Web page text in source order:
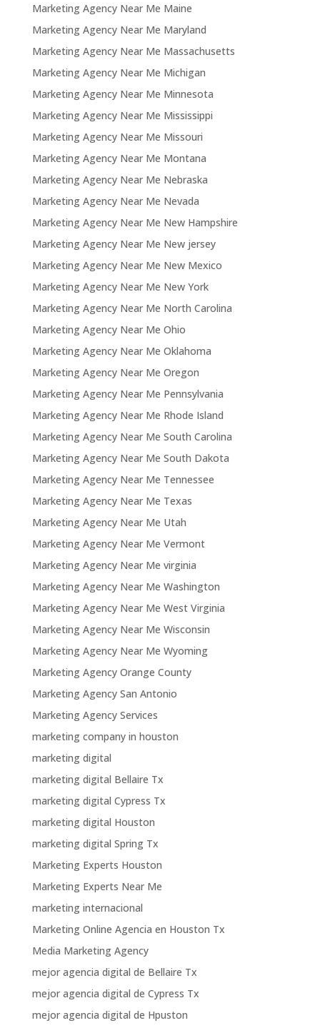
Marketing Agency Near Me Maine
Marketing Agency Near Me Maryland
Marketing Agency Near Me Massachusetts
Marketing Agency Near Me Michigan
Marketing Agency Near Me Minnesota
Marketing Agency Near Me Mississippi
Marketing Agency Near Me Missouri
Marketing Agency Near Me Montana
Marketing Agency Near Me Nebraska
Marketing Agency Near Me Nevada
Marketing Agency Near Me New Hampshire
Marketing Agency Near Me New jersey
Marketing Agency Near Me New Mexico
Marketing Agency Near Me New York
Marketing Agency Near Me North Carolina
Marketing Agency Near Me Ohio
Marketing Agency Near Me Oklahoma
Marketing Agency Near Me Oregon
Marketing Agency Near Me Pennsylvania
Marketing Agency Near Me Rhode Island
Marketing Agency Near Me South Carolina
Marketing Agency Near Me South Dakota
Marketing Agency Near Me Tennessee
Marketing Agency Near Me Texas
Marketing Agency Near Me Utah
Marketing Agency Near Me Vermont
Marketing Agency Near Me virginia
Marketing Agency Near Me Washington
Marketing Agency Near Me West Virginia
Marketing Agency Near Me Wisconsin
Marketing Agency Near Me Wyoming
Marketing Agency Orange County
Marketing Agency San Antonio
Marketing Agency Services
marketing company in houston
marketing digital
marketing digital Bellaire Tx
marketing digital Cypress Tx
marketing digital Houston
marketing digital Spring Tx
Marketing Experts Houston
Marketing Experts Near Me
marketing internacional
Marketing Online Agencia en Houston Tx
Media Marketing Agency
mejor agencia digital de Bellaire Tx
mejor agencia digital de Cypress Tx
mejor agencia digital de Hpuston